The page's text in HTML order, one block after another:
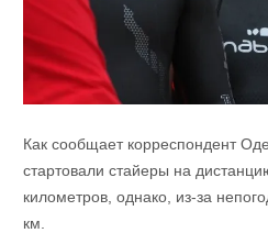
Как сообщает корреспондент
стартовали стайеры на
километров, однако, из-за
км.